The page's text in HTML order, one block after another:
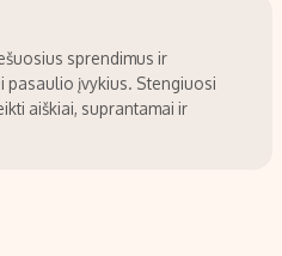
sprendimus ir
pasaulio įvykius. Stengiuosi
aiškiai, suprantamai ir